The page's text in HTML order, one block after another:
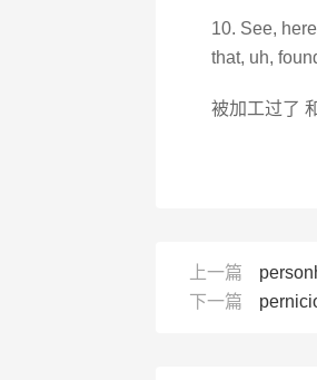
10. See,
that, uh,
被加工过了
上一篇
下一篇